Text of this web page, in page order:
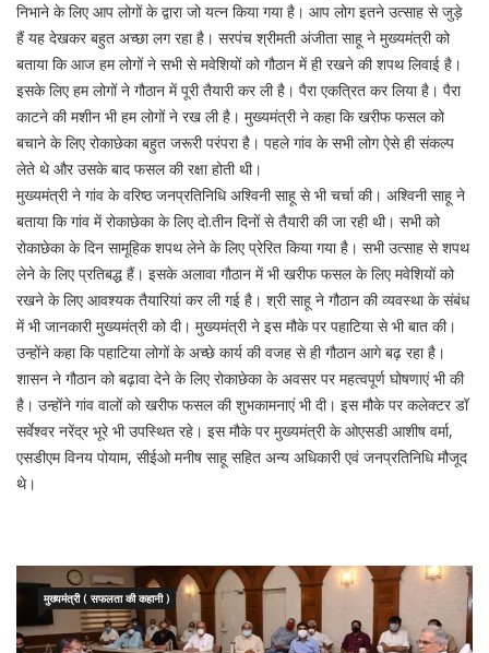
निभाने के लिए आप लोगों के द्वारा जो यत्न किया गया है। आप लोग इतने उत्साह से जुड़े
हैं यह देखकर बहुत अच्छा लग रहा है। सरपंच श्रीमती अंजीता साहू ने मुख्यमंत्री को
बताया कि आज हम लोगों ने सभी से मवेशियों को गौठान में ही रखने की शपथ लिवाई है।
इसके लिए हम लोगों ने गौठान में पूरी तैयारी कर ली है। पैरा एकत्रित कर लिया है। पैरा
काटने की मशीन भी हम लोगों ने रख ली है। मुख्यमंत्री ने कहा कि खरीफ फसल को
बचाने के लिए रोकाछेका बहुत जरूरी परंपरा है। पहले गांव के सभी लोग ऐसे ही संकल्प
लेते थे और उसके बाद फसल की रक्षा होती थी।
मुख्यमंत्री ने गांव के वरिष्ठ जनप्रतिनिधि अश्विनी साहू से भी चर्चा की। अश्विनी साहू ने
बताया कि गांव में रोकाछेका के लिए दो.तीन दिनों से तैयारी की जा रही थी। सभी को
रोकाछेका के दिन सामूहिक शपथ लेने के लिए प्रेरित किया गया है। सभी उत्साह से शपथ
लेने के लिए प्रतिबद्ध हैं। इसके अलावा गौठान में भी खरीफ फसल के लिए मवेशियों को
रखने के लिए आवश्यक तैयारियां कर ली गई है। श्री साहू ने गौठान की व्यवस्था के संबंध
में भी जानकारी मुख्यमंत्री को दी। मुख्यमंत्री ने इस मौके पर पहाटिया से भी बात की।
उन्होंने कहा कि पहाटिया लोगों के अच्छे कार्य की वजह से ही गौठान आगे बढ़ रहा है।
शासन ने गौठान को बढ़ावा देने के लिए रोकाछेका के अवसर पर महत्वपूर्ण घोषणाएं भी की
है। उन्होंने गांव वालों को खरीफ फसल की शुभकामनाएं भी दी। इस मौके पर कलेक्टर डॉ
सर्वेश्वर नरेंद्र भूरे भी उपस्थित रहे। इस मौके पर मुख्यमंत्री के ओएसडी आशीष वर्मा,
एसडीएम विनय पोयाम, सीईओ मनीष साहू सहित अन्य अधिकारी एवं जनप्रतिनिधि मौजूद
थे।
मुख्यमंत्री ( सफलता की कहानी )